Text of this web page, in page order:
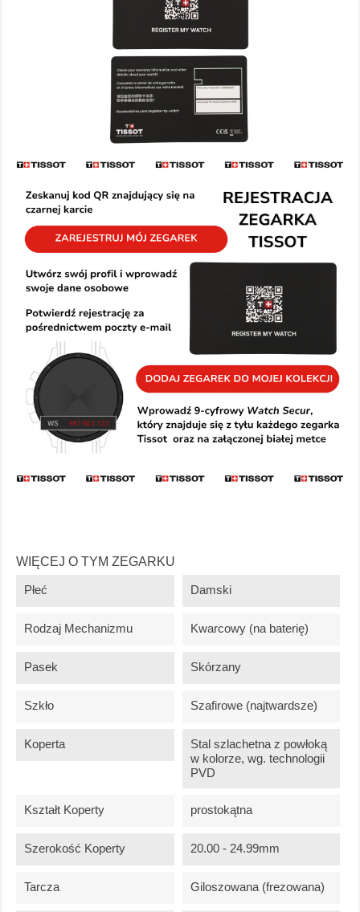
WIĘCEJ O TYM ZEGARKU
Płeć Damski
Rodzaj Mechanizmu Kwarcowy (na baterię)
Pasek Skórzany
Szkło Szafirowe (najtwardsze)
Koperta
Stal szlachetna z powłoką
w kolorze, wg. technologii
PVD
Kształt Koperty prostokątna
Szerokość Koperty 20.00 - 24.99mm
Tarcza Giloszowana (frezowana)